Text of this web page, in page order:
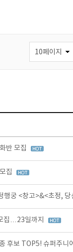
반 모집
집
궁 <창고>&<초정, 당
집…23일까지
후보 TOP5! 슈퍼주니